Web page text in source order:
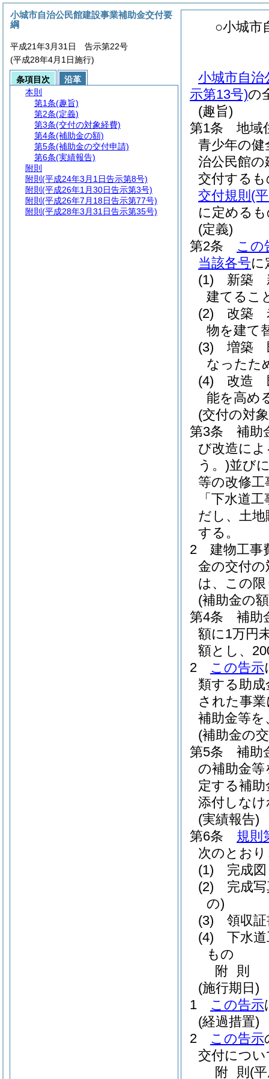
○小城市
小城市自治
示第13号)の
(趣旨)
第1条
地域
青少年の
治公民館
交付する
交付規則 (
に定める
(定義)
第2条
この
当該各号に
(1)
新築
建てるこ
(2)
改築
物を建て
(3)
増築
なったた
(4)
改造
能を高め
(交付の対
第3条
補助
び改造に
う。)並び
等の改修
「下水道
だし、土
する。
2
建物工事
金の交付
は、この
(補助金の
第4条
補助
額に1万円
額とし、
2
この告示
類する助成
された事
補助金等
(補助金の
第5条
補助
の補助金
定する補
添付しな
(実績報告)
第6条
規則
次のとお
(1)
完成図
(2)
完成
の)
(3)
領収
(4)
下水
もの
附 則
(施行期日)
1
この告示
(経過措置)
2
この告示
交付につ
附 則 (
小城市自治公民館建設事業補助金交付要
綱
平成21年3月31日 告示第22号
(平成28年4月1日施行)
条項目次
沿革
本則
第1条(趣旨)
第2条(定義)
第3条(交付の対象経費)
第4条(補助金の額)
第5条(補助金の交付申請)
第6条(実績報告)
附則
附則 (平成24年3月1日告示第8号)
附則 (平成26年1月30日告示第3号)
附則 (平成26年7月18日告示第77号)
附則 (平成28年3月31日告示第35号)